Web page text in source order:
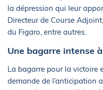
la dépression qui leur
Directeur de Course
du Figaro, entre autres.
Une bagarre intense
La bagarre pour la victoire
demande de l’anticipation